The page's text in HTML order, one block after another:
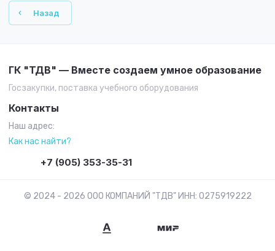
Назад
ГК "ТДВ" — Вместе создаем умное образование
Госзакупки, поставка учебного оборудования
Контакты
Наш адрес:
Как нас найти?
+7 (905) 353-35-31
© 2024 - 2026 ООО КОМПАНИЙ "ТДВ" ИНН: 0275919222